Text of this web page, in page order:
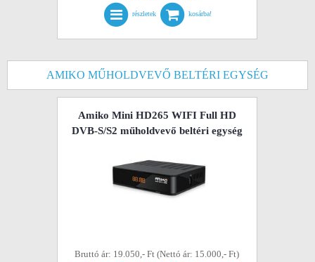
részletek kosárba!
AMIKO MŰHOLDVEVŐ BELTÉRI EGYSÉG
Amiko Mini HD265 WIFI Full HD
DVB-S/S2 műholdvevő beltéri egység
Bruttó ár: 19.050,- Ft (Nettó ár: 15.000,- Ft)